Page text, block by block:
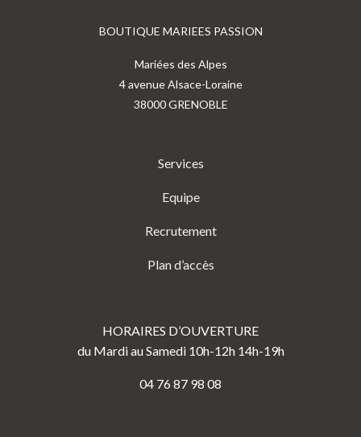
BOUTIQUE MARIEES PASSION
Mariées des Alpes
4 avenue Alsace-Loraine
38000 GRENOBLE
Services
Equipe
Recrutement
Plan d’accès
HORAIRES D’OUVERTURE
du Mardi au Samedi 10h-12h 14h-19h
04 76 87 98 08